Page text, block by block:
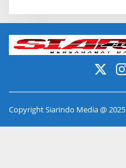
Copyright Siarindo Media @ 2025